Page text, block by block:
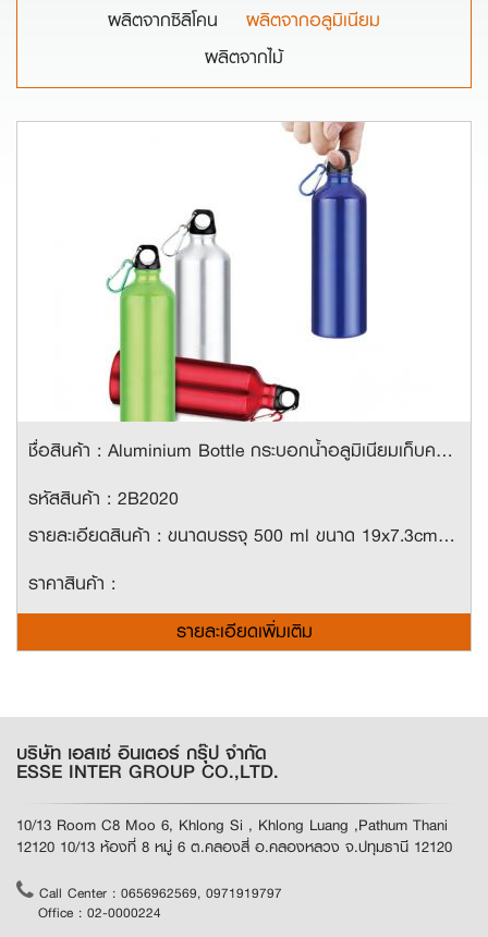
ผลิตจากซิลิโคน
ผลิตจากอลูมิเนียม
ผลิตจากไม้
ชื่อสินค้า : Aluminium Bottle กระบอกน้ำอลูมิเนียมเก็บความเย็น
รหัสสินค้า : 2B2020
รายละเอียดสินค้า : ขนาดบรรจุ 500 ml ขนาด 19x7.3cm ใช้วัสดุ Aluminium (Food Grade) ชั้นอย่างดี สามารถเก็บเย็นได้ 1 ชั่วโมง ฝามีห่วง พกพาง่าย ใช้ได้สะดวก ปลอดภัย ไร้สารตกค้าง
ราคาสินค้า :
รายละเอียดเพิ่มเติม
บริษัท เอสเซ่ อินเตอร์ กรุ๊ป จำกัด
ESSE INTER GROUP CO.,LTD.
10/13 Room C8 Moo 6, Khlong Si , Khlong Luang ,Pathum Thani
12120 10/13 ห้องที่ 8 หมู่ 6 ต.คลองสี่ อ.คลองหลวง จ.ปทุมธานี 12120
Call Center : 0656962569, 0971919797
Office : 02-0000224